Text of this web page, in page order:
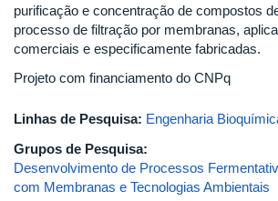
purificação e concentração de compostos
processo de filtração por membranas,
comerciais e especificamente fabricadas.
Projeto com financiamento do CNPq
Linhas de Pesquisa: Engenharia
Grupos de Pesquisa:
Desenvolvimento de Processos
com Membranas e Tecnologias Ambientais